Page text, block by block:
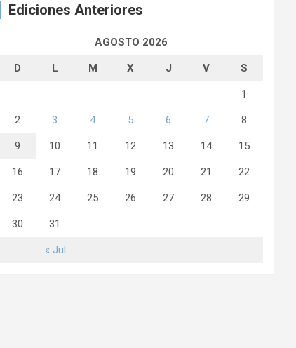
Ediciones Anteriores
AGOSTO 2026
D L M X J V S
« Jul
1
2 3 4 5 6 7 8
9 10 11 12 13 14 15
16 17 18 19 20 21 22
23 24 25 26 27 28 29
30 31